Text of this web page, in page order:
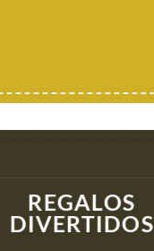
REGALOS
DIVERTIDOS